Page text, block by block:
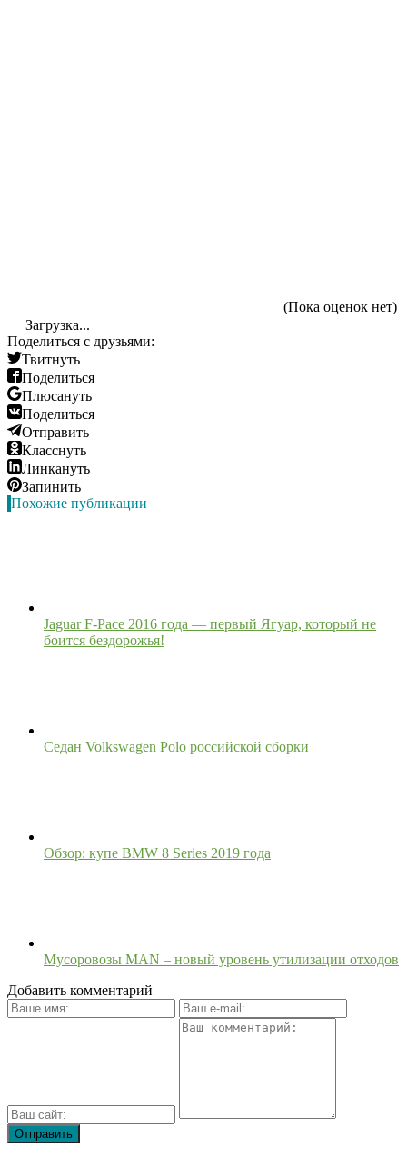
(Пока оценок нет)
Загрузка...
Поделиться с друзьями:
Твитнуть
Поделиться
Плюсануть
Поделиться
Отправить
Класснуть
Линкануть
Запинить
Похожие публикации
Jaguar F-Pace 2016 года — первый Ягуар, который не
боится бездорожья!
Седан Volkswagen Polo российской сборки
Обзор: купе BMW 8 Series 2019 года
Мусоровозы MAN – новый уровень утилизации отходов
Добавить комментарий